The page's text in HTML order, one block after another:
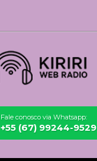
Fale conosco via Whatsapp:
+55 (67) 99244-9529